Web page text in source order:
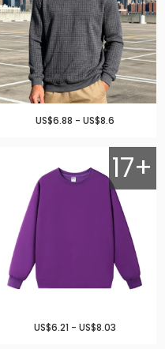
US$6.88 - US$8.6
17+
US$6.21 - US$8.03